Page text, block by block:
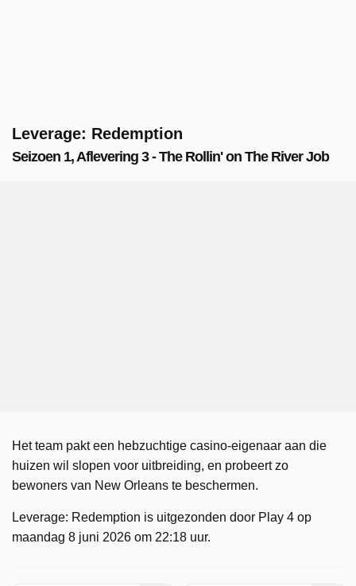
Leverage: Redemption
Seizoen 1, Aflevering 3 - The Rollin' on The River Job
Het team pakt een hebzuchtige casino-eigenaar aan die
huizen wil slopen voor uitbreiding, en probeert zo
bewoners van New Orleans te beschermen.
Leverage: Redemption is uitgezonden door Play 4 op
maandag 8 juni 2026 om 22:18 uur.